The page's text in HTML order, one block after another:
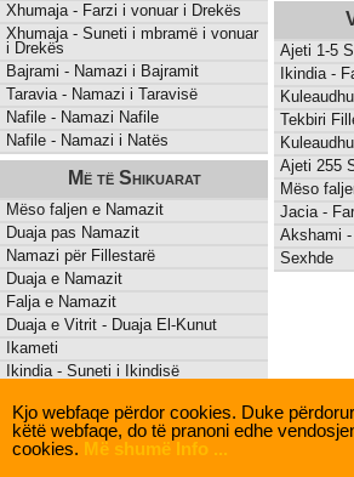
Xhumaja - Farzi i vonuar i Drekës
Xhumaja - Suneti i mbramë i vonuar
i Drekës
Bajrami - Namazi i Bajramit
Taravia - Namazi i Taravisë
Nafile - Namazi Nafile
Nafile - Namazi i Natës
Më të Shikuarat
Mëso faljen e Namazit
Duaja pas Namazit
Namazi për Fillestarë
Duaja e Namazit
Falja e Namazit
Duaja e Vitrit - Duaja El-Kunut
Ikameti
Ikindia - Suneti i Ikindisë
Sabahi - Suneti i Sabahit
Ajeti 1-5
Ikindia -
Tekbiri
Ajeti 255
Mëso
Jacia -
Akshami
Sexhde
© Namazi| 2005-2026 | Designed by
Kjo webfaqe përdor cookies. Duke përdorur
këtë webfaqe, do të pranoni edhe
cookies. Më shumë Info ...